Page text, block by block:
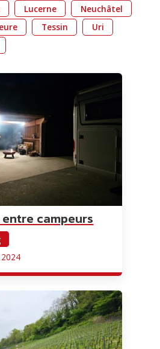
Lucerne
Neuchâtel
Tessin
Uri
campeurs